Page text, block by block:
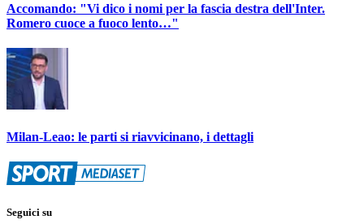
Accomando: "Vi dico i nomi per la fascia destra dell'Inter.
Romero cuoce a fuoco lento…"
Milan-Leao: le parti si riavvicinano, i dettagli
Seguici su